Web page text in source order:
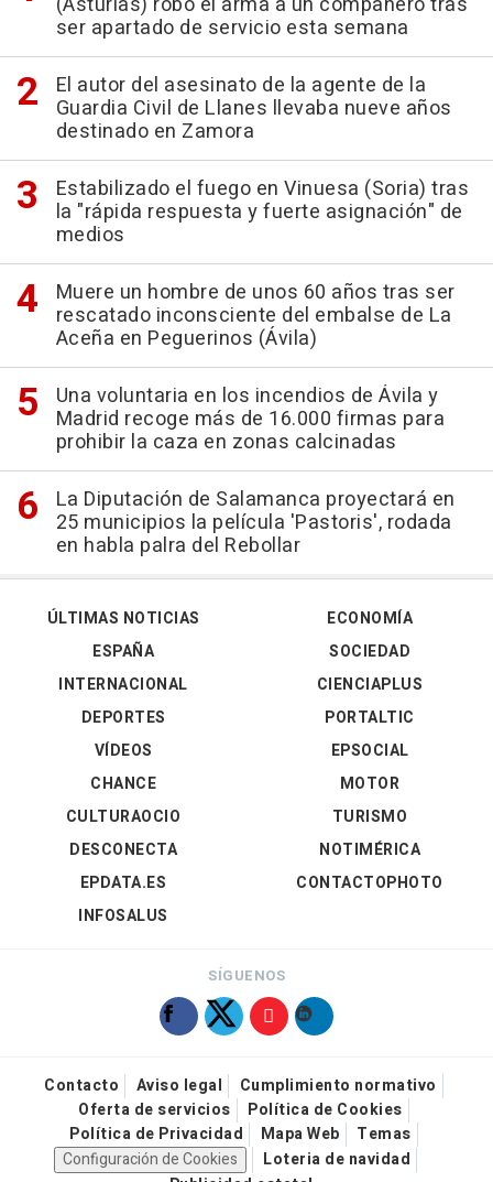
ser apartado de servicio esta semana
El autor del asesinato de la agente de la
Guardia Civil de Llanes llevaba nueve años
destinado en Zamora
Estabilizado el fuego en Vinuesa (Soria) tras
la "rápida respuesta y fuerte asignación" de
medios
Muere un hombre de unos 60 años tras ser
rescatado inconsciente del embalse de La
Aceña en Peguerinos (Ávila)
Una voluntaria en los incendios de Ávila y
Madrid recoge más de 16.000 firmas para
prohibir la caza en zonas calcinadas
La Diputación de Salamanca proyectará en
25 municipios la película 'Pastoris', rodada
en habla palra del Rebollar
ÚLTIMAS NOTICIAS
ESPAÑA
INTERNACIONAL
DEPORTES
VÍDEOS
ECONOMÍA
SOCIEDAD
CIENCIAPLUS
PORTALTIC
EPSOCIAL
CHANCE
CULTURAOCIO
DESCONECTA
EPDATA.ES
INFOSALUS
MOTOR
TURISMO
NOTIMÉRICA
CONTACTOPHOTO
SÍGUENOS
Contacto Aviso legal
Cumplimiento normativo
Oferta de servicios
Política de Cookies
Política de Privacidad
Mapa Web
Temas
Configuración de Cookies
Loteria de navidad